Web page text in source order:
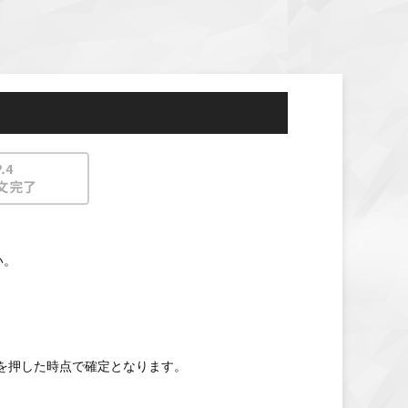
した時点で確定となります。